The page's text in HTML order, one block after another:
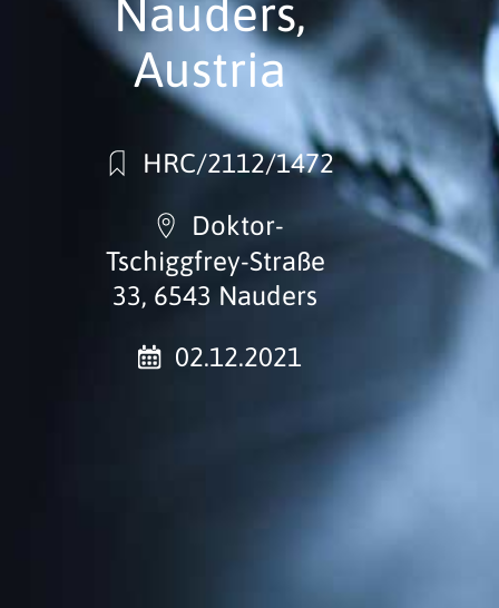
Nauders,
Austria
HRC/2112/1472
Doktor-
Tschiggfrey-Straße
33, 6543 Nauders
02.12.2021